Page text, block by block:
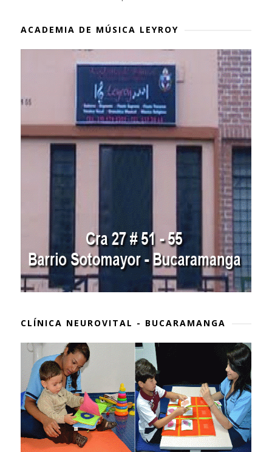
ACADEMIA DE MÚSICA LEYROY
CLÍNICA NEUROVITAL - BUCARAMANGA